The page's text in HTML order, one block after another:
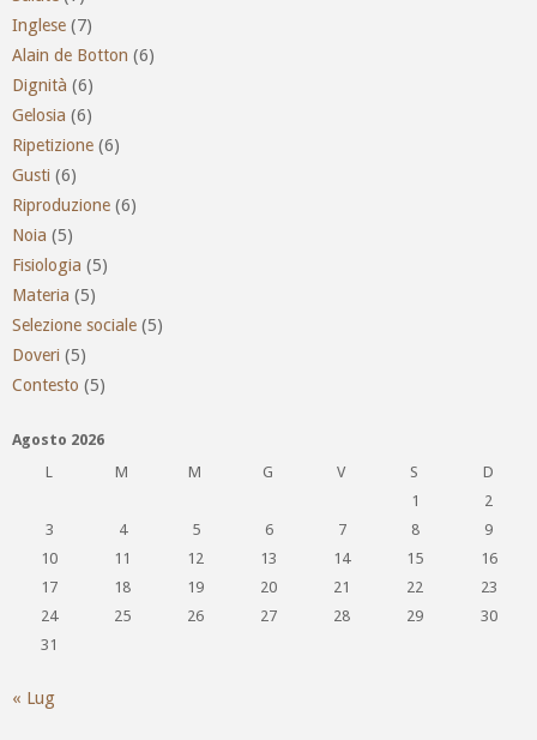
Inglese (7)
Alain de Botton (6)
Dignità (6)
Gelosia (6)
Ripetizione (6)
Gusti (6)
Riproduzione (6)
Noia (5)
Fisiologia (5)
Materia (5)
Selezione sociale (5)
Doveri (5)
Contesto (5)
Agosto 2026
L
M M G V S
D
1
2
3
4 5 6 7 8
9
10
11 12 13 14 15
16
17
18 19 20 21 22
23
24
25 26 27 28 29
30
31
« Lug